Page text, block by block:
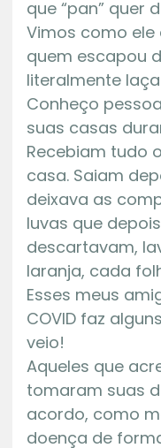
que “pan” quer
Vimos como
quem escapou
literalmente
Conheço
suas casas
Recebiam tudo
casa. Saiam
deixava as
luvas que
descartavam,
laranja, cada
Esses meus
COVID faz
veio!
Aqueles que
tomaram suas
acordo, como
doença de